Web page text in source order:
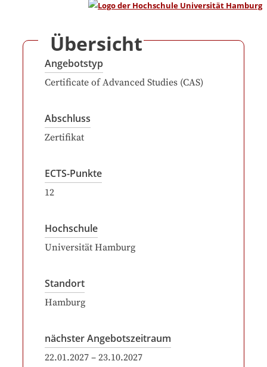
Übersicht
Angebotstyp
Certificate of Advanced Studies (CAS)
Abschluss
Zertifikat
ECTS-Punkte
12
Hochschule
Universität Hamburg
Standort
Hamburg
nächster Angebotszeitraum
22.01.2027 – 23.10.2027